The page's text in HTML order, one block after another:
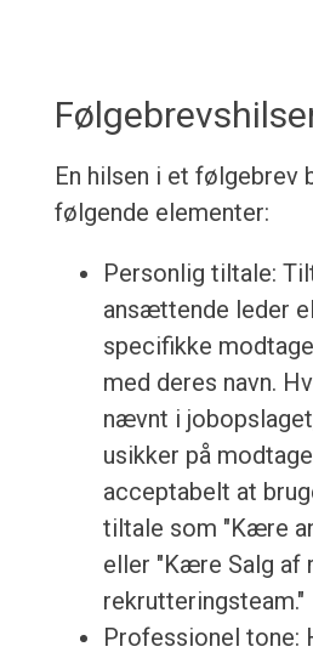
En hilsen i et følgebrev
følgende elementer:
Personlig tiltale:
ansættende leder
specifikke
med deres navn.
nævnt i
usikker på
acceptabelt at
tiltale som "Kære
eller "Kære Salg af
rekrutteringsteam."
Professionel tone: